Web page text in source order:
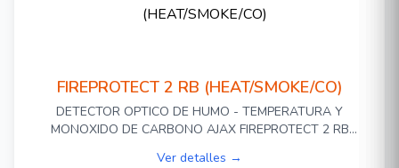
FIREPROTECT 2 RB (HEAT/SMOKE/CO)
DETECTOR OPTICO DE HUMO - TEMPERATURA Y
MONOXIDO DE CARBONO AJAX FIREPROTECT 2 RB
Ver detalles →